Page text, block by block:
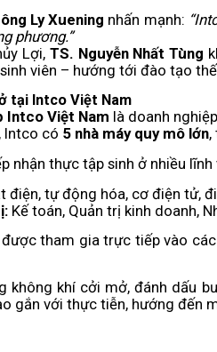
ông Ly Xuening nhấn mạnh:
phương.”
Lợi, TS. Nguyễn Nhất Tùng
viên – hướng tới đào tạo
tại Intco Việt Nam
Intco Việt Nam là doanh
Intco có 5 nhà máy quy mô lớn,
nhận thực tập sinh ở nhiều lĩnh
điện, tự động hóa, cơ điện tử,
Kế toán, Quản trị kinh doanh,
tham gia trực tiếp vào
không khí cởi mở, đánh dấu
gắn với thực tiễn, hướng đến